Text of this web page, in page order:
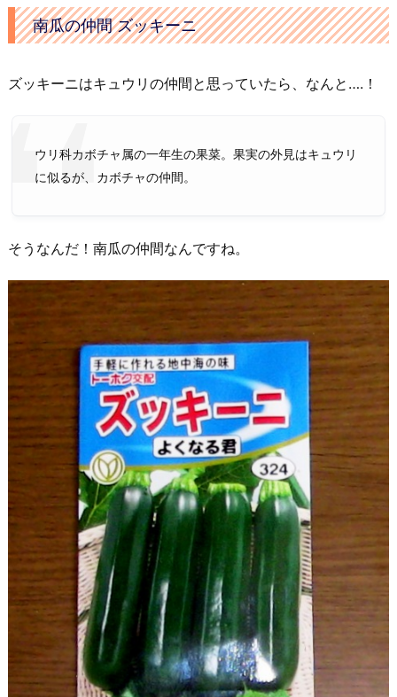
南瓜の仲間 ズッキーニ
ズッキーニはキュウリの仲間と思っていたら、なんと….！
ウリ科カボチャ属の一年生の果菜。果実の外見はキュウリ
に似るが、カボチャの仲間。
そうなんだ！南瓜の仲間なんですね。